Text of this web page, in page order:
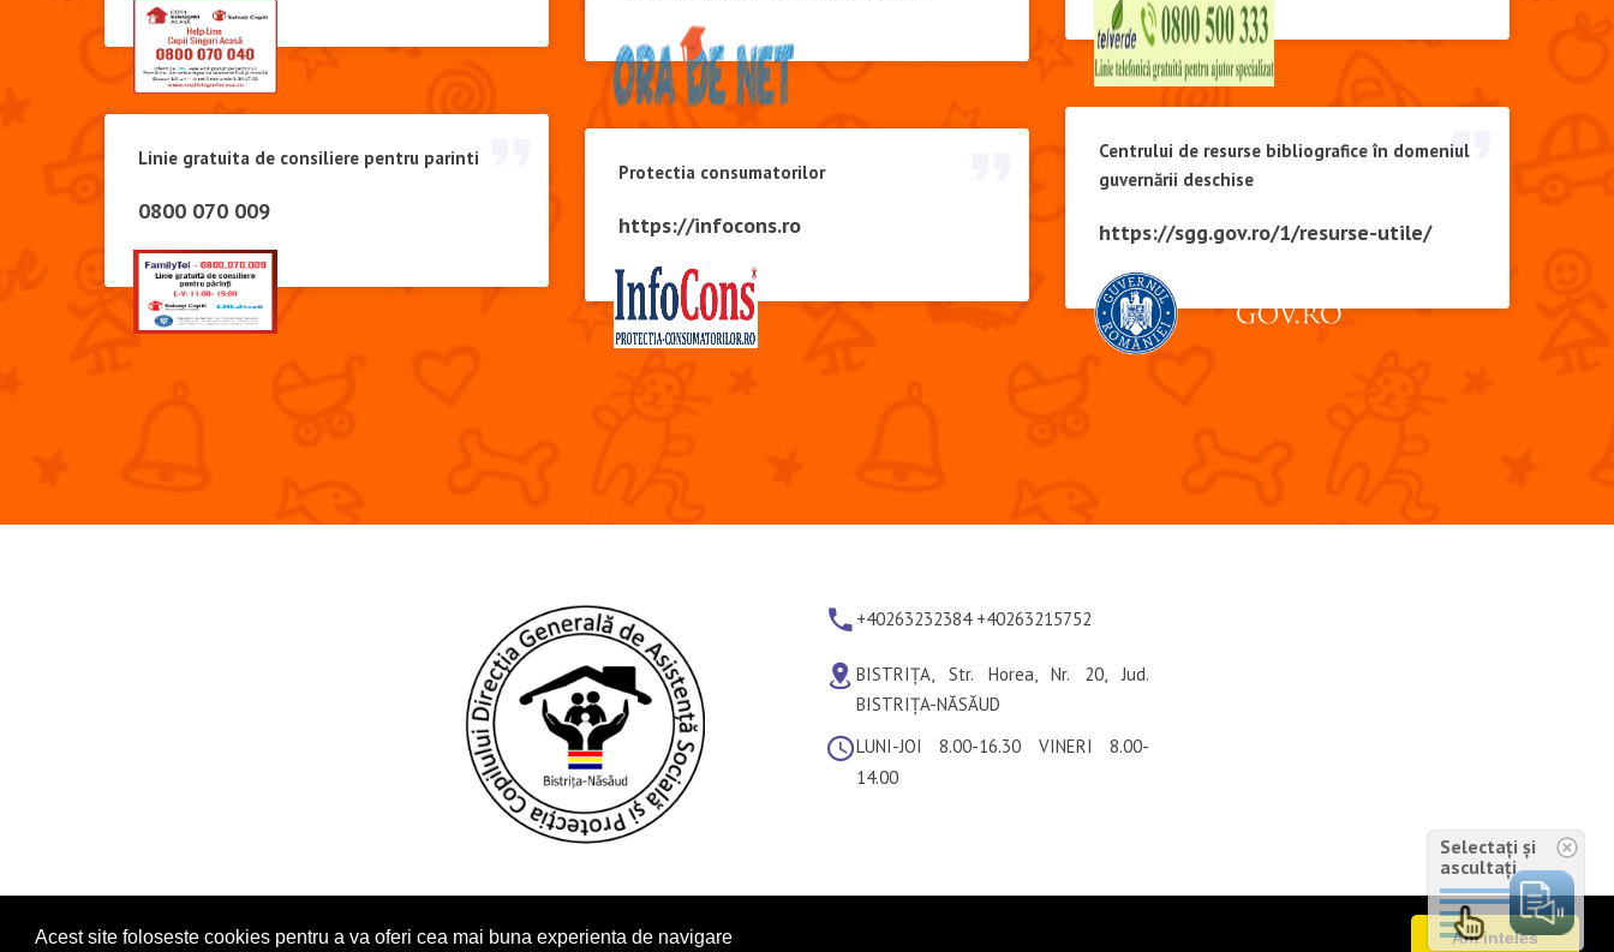
Acest site foloseste cookies pentru a va oferi cea mai buna experienta de navigare Am inteles
Linie gratuita de consiliere pentru parinti
0800 070 009
Protectia consumatorilor
https://infocons.ro
Centrului de resurse bibliografice în domeniul
guvernării deschise
https://sgg.gov.ro/1/resurse-utile/
+40263232384 +40263215752
BISTRIȚA, Str. Horea, Nr. 20, Jud.
BISTRIȚA-NĂSĂUD
LUNI-JOI 8.00-16.30 VINERI 8.00-
14.00
Selectați și
ascultați